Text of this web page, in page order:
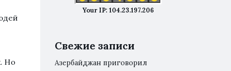
Но
Your IP: 104.23.197.206
Свежие записи
Азербайджан приговорил